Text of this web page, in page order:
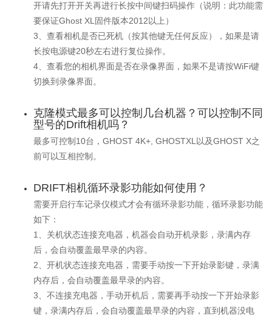
开请先打开开关再进行长按中间键扫码操作（说明：此功能需
要保证Ghost XL固件版本2012以上）
3、查看相机是否已死机（按其他键无任何反应），如果是请
长按电源键20秒左右进行复位操作。
4、查看您的相机界面是否在录像界面，如果不是请按WiFi键
切换到录像界面。
克隆模式最多可以控制几台机器？可以控制不同
型号的Drift相机吗？
最多可控制10台，GHOST 4K+, GHOSTXL以及GHOST X之
前可以互相控制。
DRIFT相机循环录影功能如何使用？
需要开启行车记录仪模式才会有循环录影功能，循环录影功能
如下：
1、关机状态连接充电器，机器会自动开机录影，录满内存
后，会自动覆盖最早录的内容。
2、开机状态连接充电器，需要手动按一下开始录影键，录满
内存后，会自动覆盖最早录的内容。
3、不连接充电器，手动开机后，需要再手动按一下开始录影
键，录满内存后，会自动覆盖最早录的内容，直到机器没电